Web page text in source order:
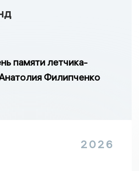
памяти летчика-
Филипченко
2026